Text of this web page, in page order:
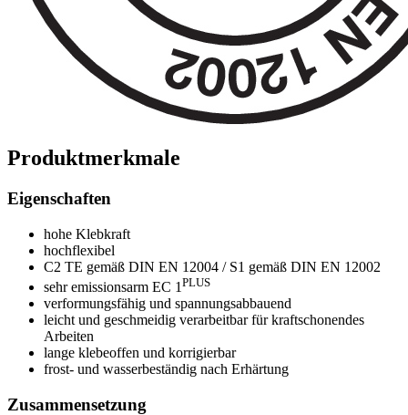
Produktmerkmale
Eigenschaften
hohe Klebkraft
hochflexibel
C2 TE gemäß DIN EN 12004 / S1 gemäß DIN EN 12002
sehr emissionsarm EC 1 PLUS
verformungsfähig und spannungsabbauend
leicht und geschmeidig verarbeitbar für kraftschonendes
Arbeiten
lange klebeoffen und korrigierbar
frost- und wasserbeständig nach Erhärtung
Zusammensetzung